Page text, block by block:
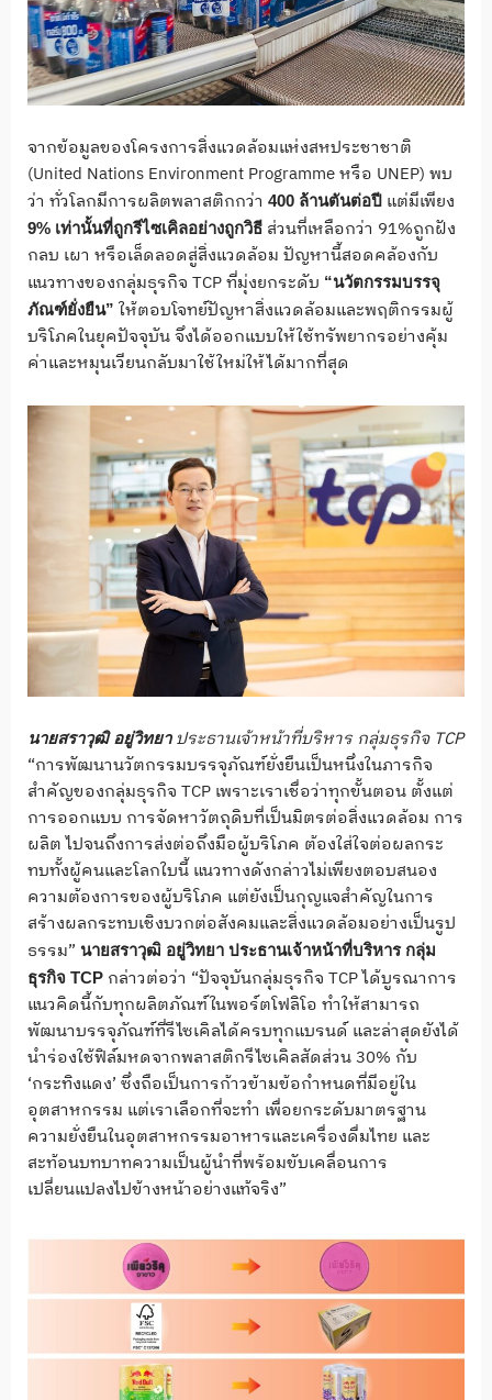
จากข้อมูลของโครงการสิ่งแวดล้อมแห่งสหประชาชาติ
(United Nations Environment Programme หรือ UNEP) พบ
ว่า ทั่วโลกมีการผลิตพลาสติกกว่า 400 ล้านตันต่อปี แต่มีเพียง
9% เท่านั้นที่ถูกรีไซเคิลอย่างถูกวิธี ส่วนที่เหลือกว่า 91%ถูกฝัง
กลบ เผา หรือเล็ดลอดสู่สิ่งแวดล้อม ปัญหานี้สอดคล้องกับ
แนวทางของกลุ่มธุรกิจ TCP ที่มุ่งยกระดับ “นวัตกรรมบรรจุ
ภัณฑ์ยั่งยืน” ให้ตอบโจทย์ปัญหาสิ่งแวดล้อมและพฤติกรรมผู้
บริโภคในยุคปัจจุบัน จึงได้ออกแบบให้ใช้ทรัพยากรอย่างคุ้ม
ค่าและหมุนเวียนกลับมาใช้ใหม่ให้ได้มากที่สุด
นายสราวุฒิ อยู่วิทยา ประธานเจ้าหน้าที่บริหาร กลุ่มธุรกิจ TCP
“การพัฒนานวัตกรรมบรรจุภัณฑ์ยั่งยืนเป็นหนึ่งในภารกิจ
สำคัญของกลุ่มธุรกิจ TCP เพราะเราเชื่อว่าทุกขั้นตอน ตั้งแต่
การออกแบบ การจัดหาวัตถุดิบที่เป็นมิตรต่อสิ่งแวดล้อม การ
ผลิต ไปจนถึงการส่งต่อถึงมือผู้บริโภค ต้องใส่ใจต่อผลกระ
ทบทั้งผู้คนและโลกใบนี้ แนวทางดังกล่าวไม่เพียงตอบสนอง
ความต้องการของผู้บริโภค แต่ยังเป็นกุญแจสำคัญในการ
สร้างผลกระทบเชิงบวกต่อสังคมและสิ่งแวดล้อมอย่างเป็นรูป
ธรรม” นายสราวุฒิ อยู่วิทยา ประธานเจ้าหน้าที่บริหาร กลุ่ม
ธุรกิจ TCP กล่าวต่อว่า “ปัจจุบันกลุ่มธุรกิจ TCP ได้บูรณาการ
แนวคิดนี้กับทุกผลิตภัณฑ์ในพอร์ตโฟลิโอ ทำให้สามารถ
พัฒนาบรรจุภัณฑ์ที่รีไซเคิลได้ครบทุกแบรนด์ และล่าสุดยังได้
นำร่องใช้ฟิล์มหดจากพลาสติกรีไซเคิลสัดส่วน 30% กับ
‘กระทิงแดง’ ซึ่งถือเป็นการก้าวข้ามข้อกำหนดที่มีอยู่ใน
อุตสาหกรรม แต่เราเลือกที่จะทำ เพื่อยกระดับมาตรฐาน
ความยั่งยืนในอุตสาหกรรมอาหารและเครื่องดื่มไทย และ
สะท้อนบทบาทความเป็นผู้นำที่พร้อมขับเคลื่อนการ
เปลี่ยนแปลงไปข้างหน้าอย่างแท้จริง”